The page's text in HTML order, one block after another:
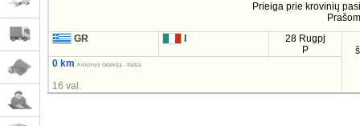
Prieiga prie krovinių
GR
28 Rugpj
P
0 km
Krovinys Graikija - Italija
16 val.